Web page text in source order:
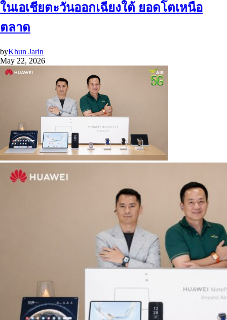
ในเอเชียตะวันออกเฉียงใต้ ยอดโตเหนือ
ตลาด
byKhun Jarin
May 22, 2026